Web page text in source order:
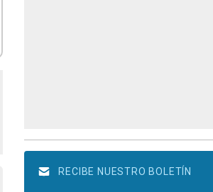
RECIBE NUESTRO BOLETÍN